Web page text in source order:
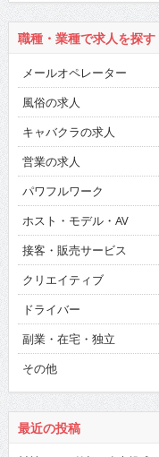
職種・業種で求人を探す
メールオペレーター
風俗の求人
キャバクラの求人
営業の求人
パワフルワーク
ホスト・モデル・AV
接客・販売サービス
クリエイティブ
ドライバー
副業・在宅・独立
その他
最近の投稿